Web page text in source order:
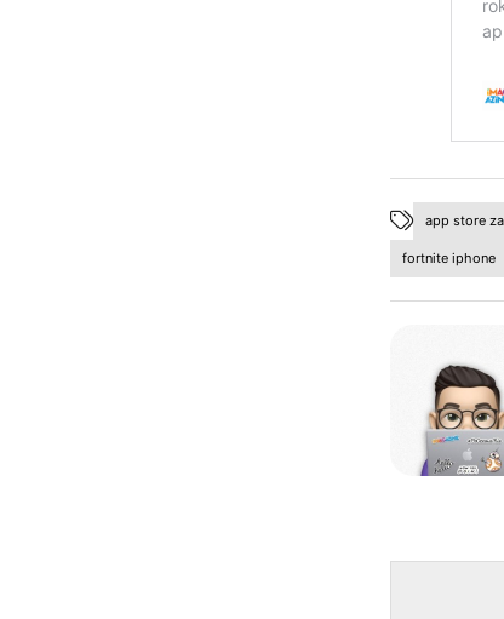
app store
fortnite iphone